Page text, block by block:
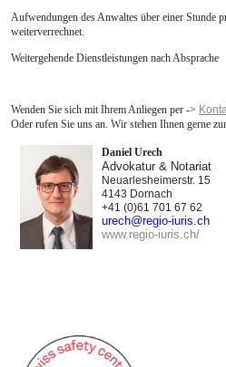
Zeitschrift VSAS-INFO
Verband
Downloads
Jobangebote - Lehrstellen
Kontakt
Links
Aufwendungen des Anwaltes über einer Stunde
weiterverrechnet.
Weitergehende Dienstleistungen nach Absprache
Wenden Sie sich mit Ihrem Anliegen per ->
Oder rufen Sie uns an. Wir stehen Ihnen gerne
Daniel Urech
Advokatur & Notariat
Neuarlesheimerstr. 15
4143 Dornach
+41 (0)61 701 67 62
urech@regio-iuris.ch
www.regio-iuris.ch/